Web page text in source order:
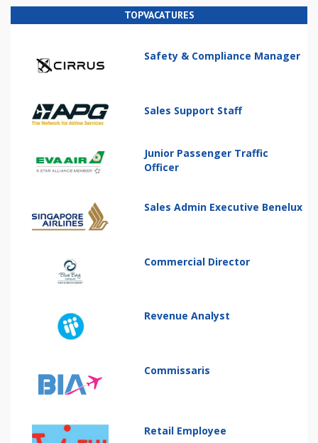
TOPVACATURES
Safety & Compliance Manager
Sales Support Staff
Junior Passenger Traffic
Officer
Sales Admin Executive Benelux
Commercial Director
Revenue Analyst
Commissaris
Retail Employee